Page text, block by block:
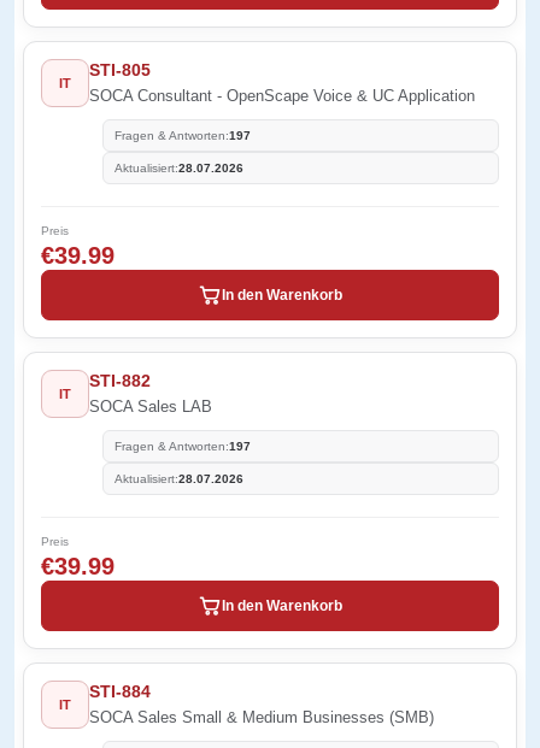
IT
STI-805
SOCA Consultant - OpenScape Voice & UC Application
Fragen & Antworten:197
Aktualisiert:28.07.2026
Preis
€39.99
In den Warenkorb
IT
STI-882
SOCA Sales LAB
Fragen & Antworten:197
Aktualisiert:28.07.2026
Preis
€39.99
In den Warenkorb
IT
STI-884
SOCA Sales Small & Medium Businesses (SMB)